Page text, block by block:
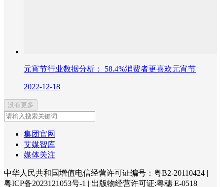
元宵节行业数据分析： 58.4%消费者更喜欢元宵节
2022-12-18
没有更多
集团官网
艾媒智库
媒体关注
中华人民共和国增值电信经营许可证编号：粤B2-20110424 |
粤ICP备2023121053号-1 | 出版物经营许可证:粤穗 E-0518